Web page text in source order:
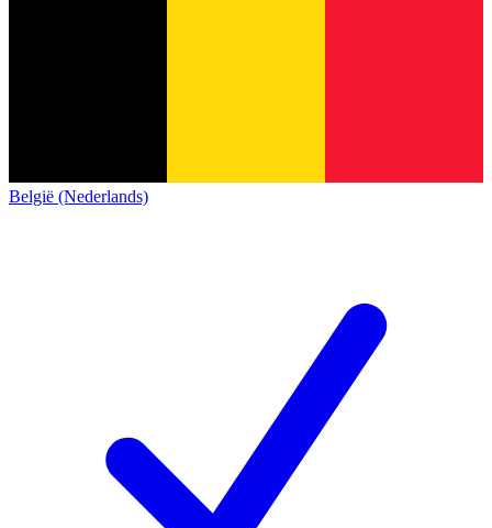
België (Nederlands)